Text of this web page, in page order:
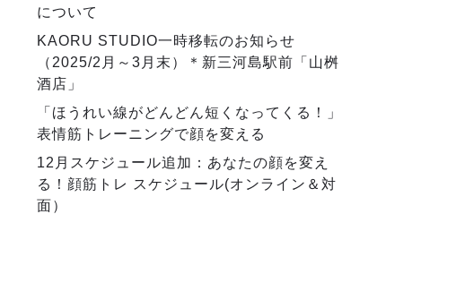
について
KAORU STUDIO一時移転のお知らせ
（2025/2月～3月末）＊新三河島駅前「山桝
酒店」
「ほうれい線がどんどん短くなってくる！」
表情筋トレーニングで顔を変える
12月スケジュール追加：あなたの顔を変え
る！顔筋トレ スケジュール(オンライン＆対
面）